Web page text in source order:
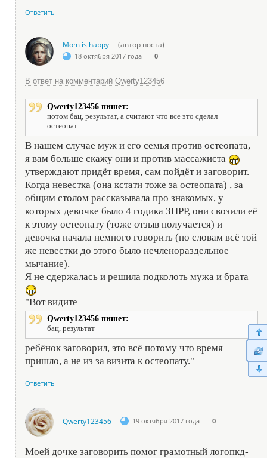
Ответить
Mom is happy (автор поста)
18 октября 2017 года 0
В ответ на комментарий Qwerty123456
Qwerty123456 пишет:
потом бац, результат, а считают что все это сделал
остеопат
В нашем случае муж и его семья против остеопата,
я вам больше скажу они и против массажиста
утверждают придёт время, сам пойдёт и заговорит.
Когда невестка (она кстати тоже за остеопата) , за
общим столом рассказывала про знакомых, у
которых девочке было 4 годика ЗПРР, они свозили её
к этому остеопату (тоже отзыв получается) и
девочка начала немного говорить (по словам всё той
же невестки до этого было нечленораздельное
мычание).
Я не сдержалась и решила подколоть мужа и брата
"Вот видите
Qwerty123456 пишет:
бац, результат
ребёнок заговорил, это всё потому что время
пришло, а не из за визита к остеопату."
Ответить
Qwerty123456 19 октября 2017 года 0
Моей дочке заговорить помог грамотный логопкд-